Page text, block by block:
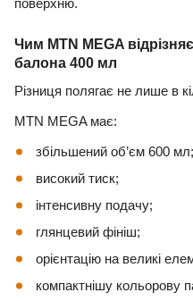
поверхню.
Чим MTN MEGA
балона 400 мл
Різниця полягає не лише в
MTN MEGA має:
збільшений об’єм 600 мл;
високий тиск;
інтенсивну подачу;
глянцевий фініш;
орієнтацію на великі
компактнішу кольорову